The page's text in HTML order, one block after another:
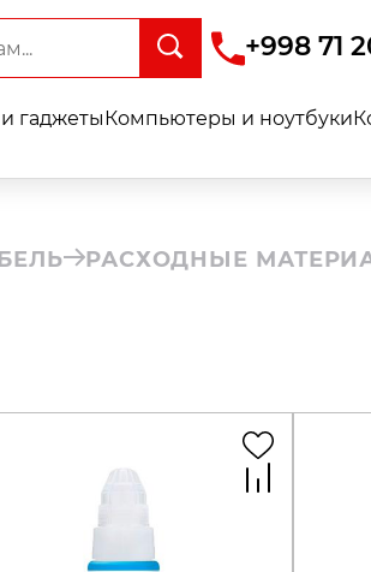
+998 71
гаджетыКомпьютеры и ноутбуки
РАСХОДНЫЕ